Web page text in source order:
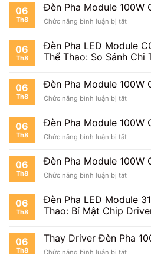
06
Th8
Đèn Pha Module 100W
Chức năng bình luận bị tắtở
Pha
Module
100W
Sân
Mini
06
Th8
Đèn Pha LED Module
Thể Thao: So Sánh Chi
06
Th8
Đèn Pha Module 100W
Chức năng bình luận bị tắtở
Pha
Module
100W
Sân
Lông
06
Th8
Đèn Pha Module 100W
Chức năng bình luận bị tắtở
Pha
Module
100W
Sân
Tennis
06
Th8
Đèn Pha Module 100W
Chức năng bình luận bị tắtở
Pha
Module
100W
Sân
06
Th8
Đèn Pha LED Module
Thao: Bí Mật Chip
06
Th8
Thay Driver Đèn Pha
Chức năng bình luận bị tắtở